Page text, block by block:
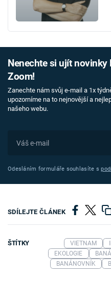
Nenechte si ujít novinky
Zoom!
Zanechte nám svůj e-mail a 1x
upozorníme na to nejnovější a
našeho webu.
Odesláním formuláře souhlasíte s
SDÍLEJTE ČLÁNEK
ŠTÍTKY VIETNAM
EKOLOGIE
BANÁNOVNÍK